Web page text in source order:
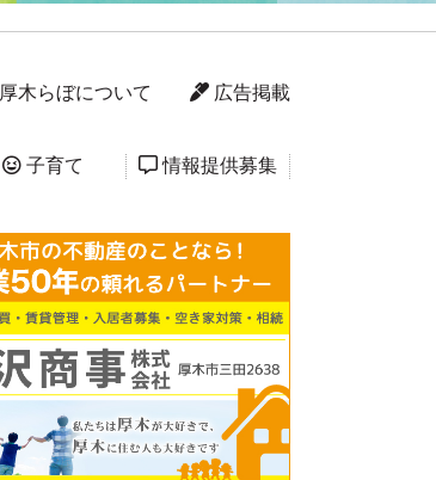
厚木らぼについて 広告掲載
子育て 情報提供募集